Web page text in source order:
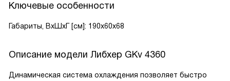
Ключевые особенности
Габариты, ВxШxГ [см]: 190x60x68
Описание модели Либхер GKv 4360
Динамическая система охлаждения позволяет быстро